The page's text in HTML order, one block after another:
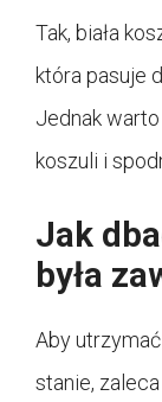
Tak, biała
która pasuje
Jednak
koszuli i
Jak
była
Aby
stanie,